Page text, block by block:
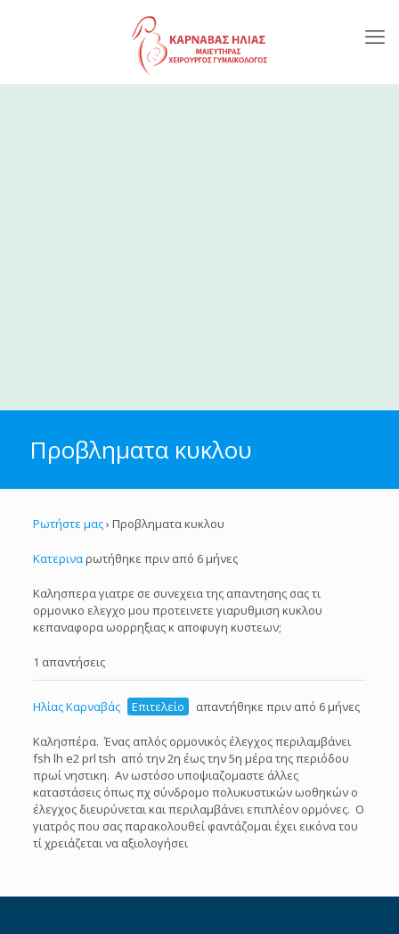
Προβληματα κυκλου
Ρωτήστε μας› Προβληματα κυκλου
Κατεριναρωτήθηκε πριν από 6 μήνες
Καλησπερα γιατρε σε συνεχεια της απαντησης σας τι
ορμονικο ελεγχο μου προτεινετε γιαρυθμιση κυκλου
κεπαναφορα ωορρηξιας κ αποφυγη κυστεων;
1 απαντήσεις
Ηλίας Καρναβάς Επιτελείο απαντήθηκε πριν από 6 μήνες
Καλησπέρα. Ένας απλός ορμονικός έλεγχος περιλαμβάνει
fsh lh e2 prl tsh από την 2η έως την 5η μέρα της περιόδου
πρωί νηστικη. Αν ωστόσο υποψιαζομαστε άλλες
καταστάσεις όπως πχ σύνδρομο πολυκυστικών ωοθηκών ο
έλεγχος διευρύνεται και περιλαμβάνει επιπλέον ορμόνες. Ο
γιατρός που σας παρακολουθεί φαντάζομαι έχει εικόνα του
τί χρειάζεται να αξιολογήσει